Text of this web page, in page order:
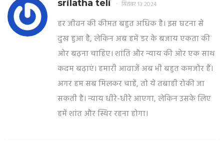
srilatha teli सितंबर 13 2024
हर जीवन की कीमत बहुत अधिक है। इस घटना से
दुख हुआ है, लेकिन अब हमें डर के बजाय एकता की
ओर बढ़ना चाहिए। शांति और न्याय की ओर एक साथ
कदम बढ़ाएं। हमारी आवाजें अब भी बहुत कमजोर हैं।
अगर हम सब मिलकर चाहें, तो ये तबाही रोकी जा
सकती है। न्याय धीरे-धीरे आएगा, लेकिन उसके लिए
हमें शांत और स्थिर रहना होगा।